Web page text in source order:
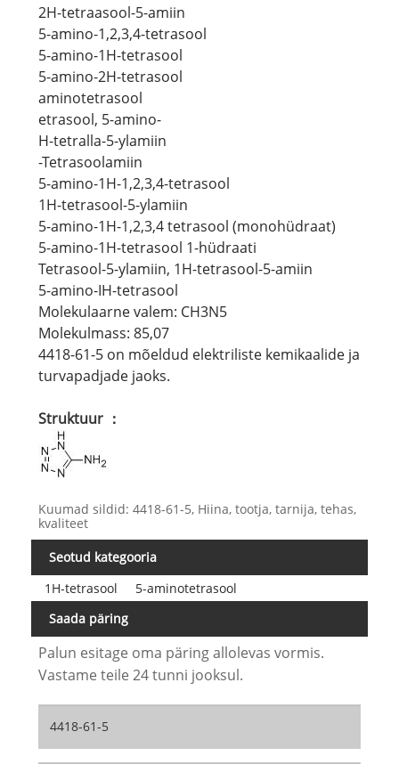
2H-tetraasool-5-amiin
5-amino-1,2,3,4-tetrasool
5-amino-1H-tetrasool
5-amino-2H-tetrasool
aminotetrasool
etrasool, 5-amino-
H-tetralla-5-ylamiin
-Tetrasoolamiin
5-amino-1H-1,2,3,4-tetrasool
1H-tetrasool-5-ylamiin
5-amino-1H-1,2,3,4 tetrasool (monohüdraat)
5-amino-1H-tetrasool 1-hüdraati
Tetrasool-5-ylamiin, 1H-tetrasool-5-amiin
5-amino-IH-tetrasool
Molekulaarne valem: CH3N5
Molekulmass: 85,07
4418-61-5 on mõeldud elektriliste kemikaalide ja
turvapadjade jaoks.
Struktuur ：
Kuumad sildid: 4418-61-5, Hiina, tootja, tarnija, tehas,
kvaliteet
Seotud kategooria
1H-tetrasool
5-aminotetrasool
Saada päring
Palun esitage oma päring allolevas vormis.
Vastame teile 24 tunni jooksul.